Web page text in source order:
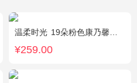
温柔时光 19朵粉色康乃馨，2支多头粉百合，黄莺搭配
¥259.00